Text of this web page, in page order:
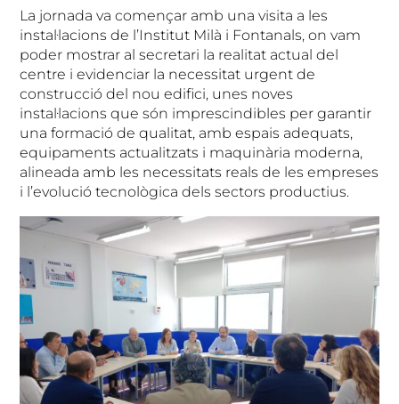
La jornada va començar amb una visita a les
instal·lacions de l’Institut Milà i Fontanals, on vam
poder mostrar al secretari la realitat actual del
centre i evidenciar la necessitat urgent de
construcció del nou edifici, unes noves
instal·lacions que són imprescindibles per garantir
una formació de qualitat, amb espais adequats,
equipaments actualitzats i maquinària moderna,
alineada amb les necessitats reals de les empreses
i l’evolució tecnològica dels sectors productius.